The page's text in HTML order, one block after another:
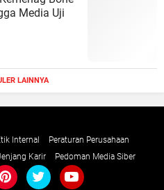
Media Uji
LAINNYA
Internal
Peraturan Perusahaan
Karir Pedoman Media Siber